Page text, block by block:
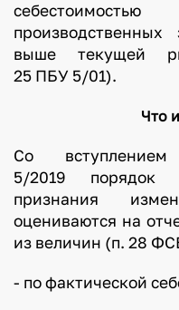
выше текущей
25 ПБУ 5/01).
Что
Со
5/2019 порядок
признания
оцениваются на
из величин (п. 28
- по фактической